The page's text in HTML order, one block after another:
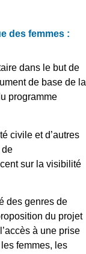
des femmes :
dans le but de
de base de la
programme
civile et d’autres
de
sur la visibilité
des genres de
du projet
à une prise
femmes, les